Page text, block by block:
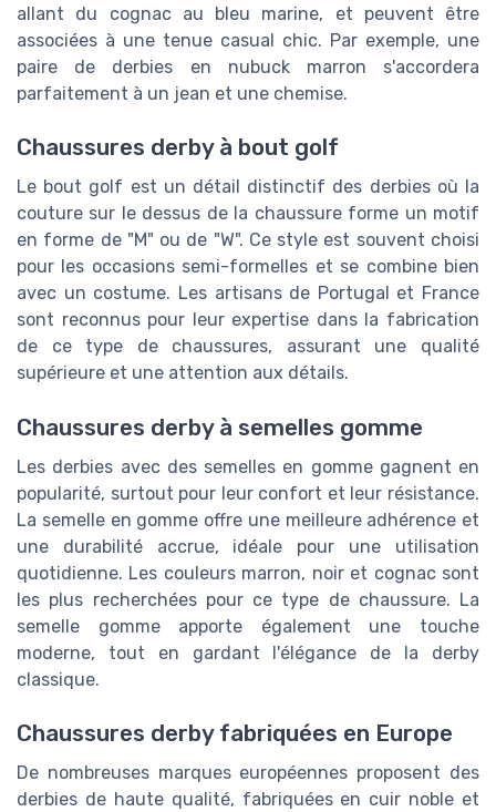
allant du cognac au bleu marine, et peuvent être
associées à une tenue casual chic. Par exemple, une
paire de derbies en nubuck marron s'accordera
parfaitement à un jean et une chemise.
Chaussures derby à bout golf
Le bout golf est un détail distinctif des derbies où la
couture sur le dessus de la chaussure forme un motif
en forme de "M" ou de "W". Ce style est souvent choisi
pour les occasions semi-formelles et se combine bien
avec un costume. Les artisans de Portugal et France
sont reconnus pour leur expertise dans la fabrication
de ce type de chaussures, assurant une qualité
supérieure et une attention aux détails.
Chaussures derby à semelles gomme
Les derbies avec des semelles en gomme gagnent en
popularité, surtout pour leur confort et leur résistance.
La semelle en gomme offre une meilleure adhérence et
une durabilité accrue, idéale pour une utilisation
quotidienne. Les couleurs marron, noir et cognac sont
les plus recherchées pour ce type de chaussure. La
semelle gomme apporte également une touche
moderne, tout en gardant l'élégance de la derby
classique.
Chaussures derby fabriquées en Europe
De nombreuses marques européennes proposent des
derbies de haute qualité, fabriquées en cuir noble et